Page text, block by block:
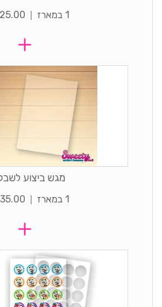
1 במארז 25.00 ש"ח
מגש ביצוע
1 במארז 35.00 ש"ח